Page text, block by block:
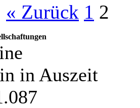
« Zurück 1 2
in Auszeit